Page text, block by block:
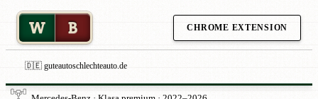
W B CHROME EXTENSION
🇩🇪 guteautoschlechteauto.de